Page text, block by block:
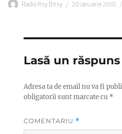
Autor
Radio Itsy Bitsy
Publicat
20 ianuarie 2010
Lasă un răspuns
Adresa ta de email nu va fi
obligatorii sunt marcate cu *
COMENTARIU *